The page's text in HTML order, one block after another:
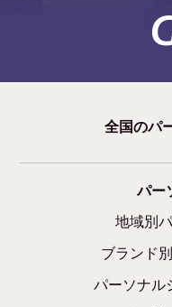
全国のパ
パー
地域別
ブランド
パーソナル